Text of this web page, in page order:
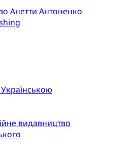
Анетти Антоненко
видавництво